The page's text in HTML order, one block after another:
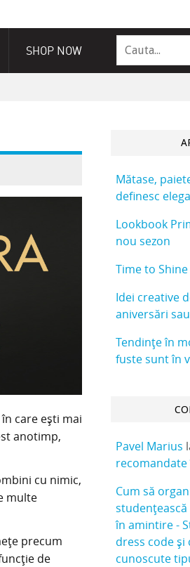
SHOP NOW
care ești mai
anotimp,
cu nimic,
multe
precum
de
Mătase,
definesc
Lookbook
nou sezon
Time to
Idei creative
aniversări
Tendințe în
fuste sunt în
Pavel Marius
Cum să
studențească
în amintire -
dress code și
cunoscute